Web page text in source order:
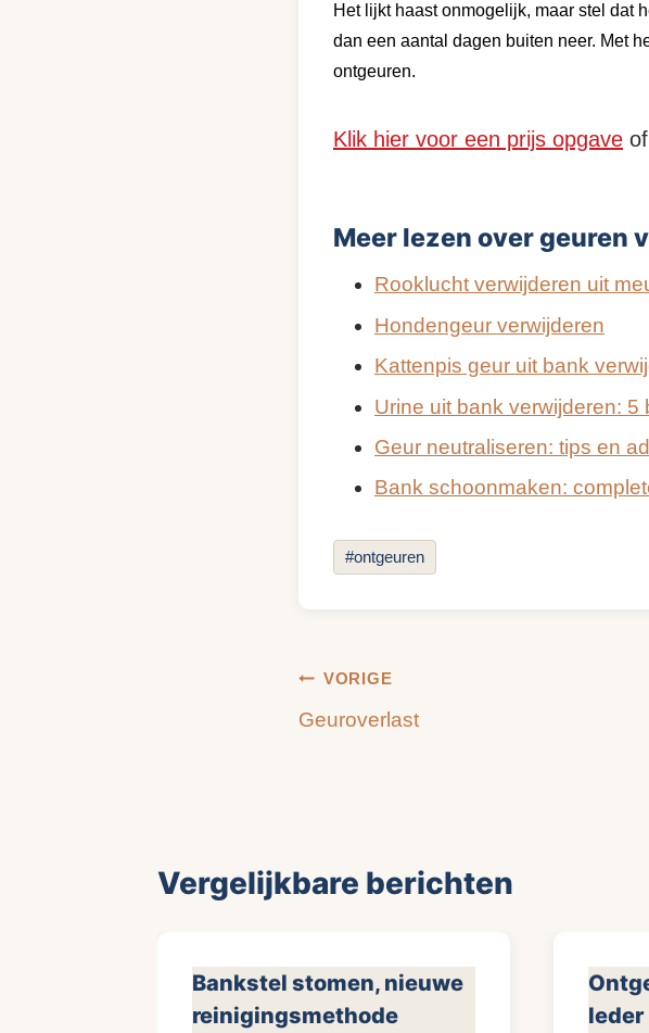
Het lijkt haast onmogelijk, maar stel dat
dan een aantal dagen buiten neer. Met
ontgeuren.
Klik hier voor een prijs opgave of
Meer lezen over geuren
Rooklucht verwijderen uit
Hondengeur verwijderen
Kattenpis geur uit bank
Urine uit bank verwijderen: 5
Geur neutraliseren: tips en
Bank schoonmaken:
Bericht
tags:
#ontgeuren
Bericht
navigatie
VORIGE
Geuroverlast
Vergelijkbare berichten
Bankstel stomen, nieuwe
reinigingsmethode